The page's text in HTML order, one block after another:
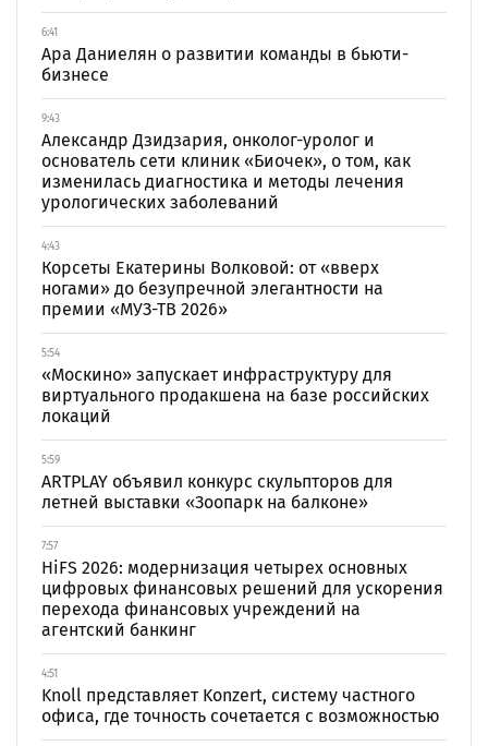
6:41
Ара Даниелян о развитии команды в бьюти-
бизнесе
9:43
Александр Дзидзария, онколог-уролог и
основатель сети клиник «Биочек», о том, как
изменилась диагностика и методы лечения
урологических заболеваний
4:43
Корсеты Екатерины Волковой: от «вверх
ногами» до безупречной элегантности на
премии «МУЗ-ТВ 2026»
5:54
«Москино» запускает инфраструктуру для
виртуального продакшена на базе российских
локаций
5:59
ARTPLAY объявил конкурс скульпторов для
летней выставки «Зоопарк на балконе»
7:57
HiFS 2026: модернизация четырех основных
цифровых финансовых решений для ускорения
перехода финансовых учреждений на
агентский банкинг
4:51
Knoll представляет Konzert, систему частного
офиса, где точность сочетается с возможностью